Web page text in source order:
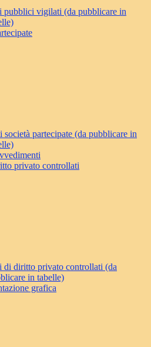
pubblici vigilati (da pubblicare in
società partecipate (da pubblicare in
privato controllati
di diritto privato controllati (da
in tabelle)
grafica